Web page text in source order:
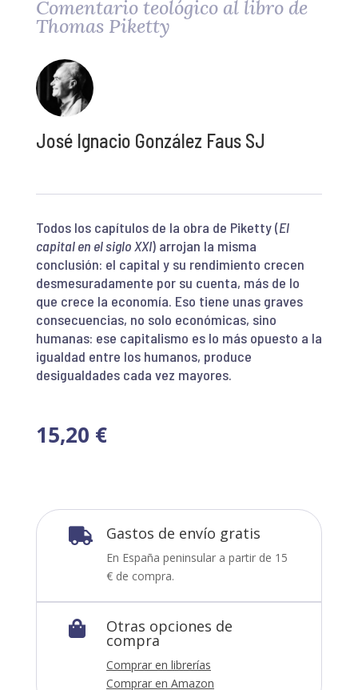
Comentario teológico al libro de
Thomas Piketty
José Ignacio González Faus SJ
Todos los capítulos de la obra de Piketty (El
capital en el siglo XXI) arrojan la misma
conclusión: el capital y su rendimiento crecen
desmesuradamente por su cuenta, más de lo
que crece la economía. Eso tiene unas graves
consecuencias, no solo económicas, sino
humanas: ese capitalismo es lo más opuesto a la
igualdad entre los humanos, produce
desigualdades cada vez mayores.
15,20 €
 Gastos de envío gratis
En España peninsular a partir de 15
€ de compra.
 Otras opciones de
compra
Comprar en librerías
Comprar en Amazon